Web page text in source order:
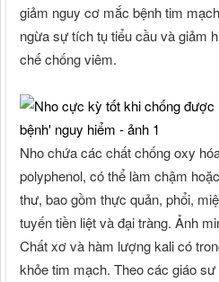
giảm nguy cơ mắc bệnh tim
ngừa sự tích tụ tiểu cầu và giảm
chế chống viêm.
Nho chứa các chất chống oxy
polyphenol, có thể làm chậm
thư, bao gồm thực quản, phổi,
tuyến tiền liệt và đại tràng. Ảnh
Chất xơ và hàm lượng kali có
khỏe tim mạch. Theo các giáo